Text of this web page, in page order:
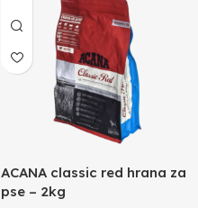
ACANA classic red hrana za
pse – 2kg